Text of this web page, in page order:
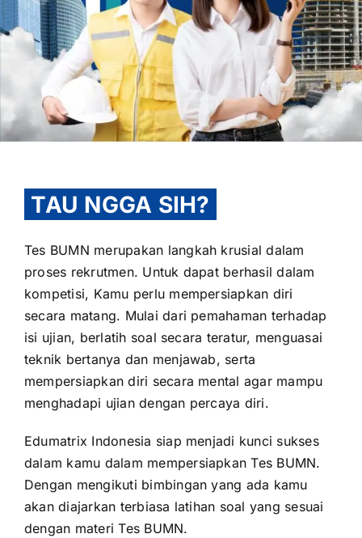
OUR PROGRAM
REGISTRATION
CONTACT US
TAU NGGA SIH?
Tes BUMN merupakan langkah krusial dalam
proses rekrutmen. Untuk dapat berhasil dalam
kompetisi, Kamu perlu mempersiapkan diri
secara matang. Mulai dari pemahaman terhadap
isi ujian, berlatih soal secara teratur, menguasai
teknik bertanya dan menjawab, serta
mempersiapkan diri secara mental agar mampu
menghadapi ujian dengan percaya diri.
Edumatrix Indonesia siap menjadi kunci sukses
dalam kamu dalam mempersiapkan Tes BUMN.
Dengan mengikuti bimbingan yang ada kamu
akan diajarkan terbiasa latihan soal yang sesuai
dengan materi Tes BUMN.